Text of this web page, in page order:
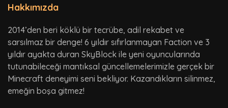
Hakkımızda
2014’den beri köklü bir tecrübe, adil rekabet ve
sarsılmaz bir denge! 6 yıldır sıfırlanmayan Faction ve 3
yıldır ayakta duran SkyBlock ile yeni oyuncularında
tutunabileceği mantıksal güncellemelerimizle gerçek bir
Minecraft deneyimi seni bekliyor. Kazandıkların silinmez,
emeğin boşa gitmez!